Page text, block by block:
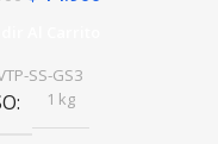
SS-GS3
1 kg